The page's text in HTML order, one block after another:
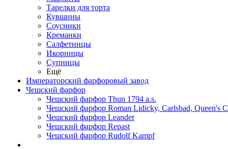
Тарелки для торта
Кувшины
Соусники
Креманки
Салфетницы
Икорницы
Супницы
Ещё
Императорский фарфоровый завод
Чешский фарфор
Чешский фарфор Thun 1794 a.s.
Чешский фарфор Roman Lidicky, Carlsbad, Queen's
Чешский фарфор Leander
Чешский фарфор Repast
Чешский фарфор Rudolf Kampf